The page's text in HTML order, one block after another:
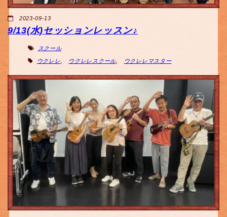
2023-09-13
9/13(水)セッションレッスン♪
スクール
ウクレレ ウクレレスクール, ウクレレマスター